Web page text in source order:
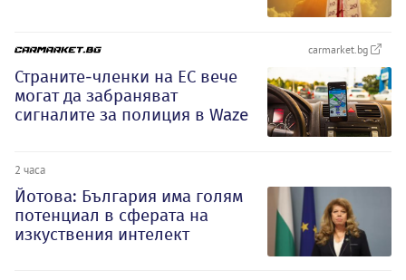
carmarket.bg
Страните-членки на ЕС вече
могат да забраняват
сигналите за полиция в Waze
2 часа
Йотова: България има голям
потенциал в сферата на
изкуствения интелект